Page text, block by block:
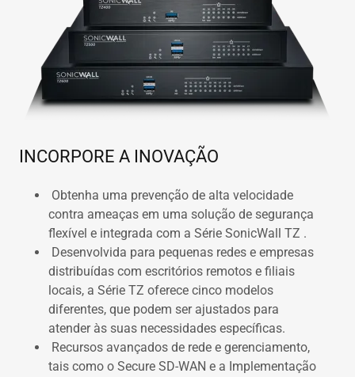
INCORPORE A INOVAÇÃO
Obtenha uma prevenção de alta velocidade
contra ameaças em uma solução de segurança
flexível e integrada com a Série SonicWall TZ .
Desenvolvida para pequenas redes e empresas
distribuídas com escritórios remotos e filiais
locais, a Série TZ oferece cinco modelos
diferentes, que podem ser ajustados para
atender às suas necessidades específicas.
Recursos avançados de rede e gerenciamento,
tais como o Secure SD-WAN e a Implementação